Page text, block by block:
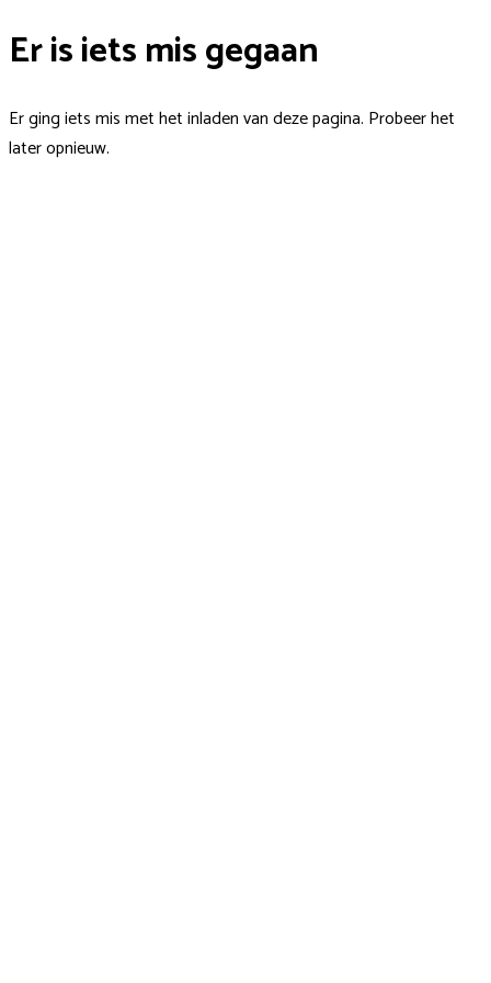
Er is iets mis gegaan
Er ging iets mis met het inladen van deze pagina. Probeer het
later opnieuw.